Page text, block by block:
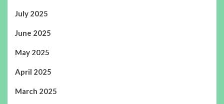
July 2025
June 2025
May 2025
April 2025
March 2025